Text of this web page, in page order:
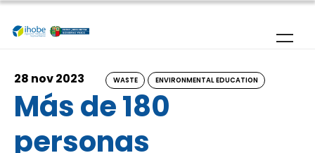
Skip to main content
28 nov 2023 WASTE ENVIRONMENTAL EDUCATION
Más de 180
personas